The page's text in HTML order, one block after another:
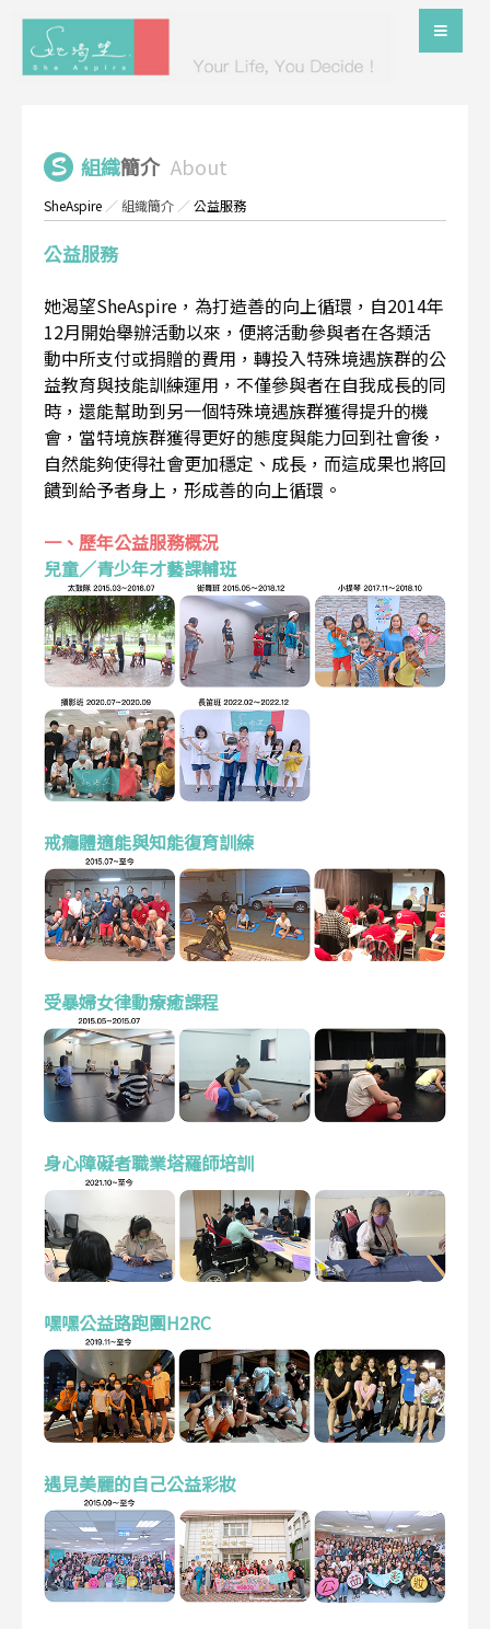
組織簡介 About
SheAspire ／組織簡介 ／公益服務
公益服務
她渴望SheAspire，為打造善的向上循環，自2014年
12月開始舉辦活動以來，便將活動參與者在各類活
動中所支付或捐贈的費用，轉投入特殊境遇族群的公
益教育與技能訓練運用，不僅參與者在自我成長的同
時，還能幫助到另一個特殊境遇族群獲得提升的機
會，當特境族群獲得更好的態度與能力回到社會後，
自然能夠使得社會更加穩定、成長，而這成果也將回
饋到給予者身上，形成善的向上循環。
一、歷年公益服務概況
兒童／青少年才藝課輔班
戒癮體適能與知能復育訓練
受暴婦女律動療癒課程
身心障礙者職業塔羅師培訓
嘿嘿公益路跑團H2RC
遇見美麗的自己公益彩妝